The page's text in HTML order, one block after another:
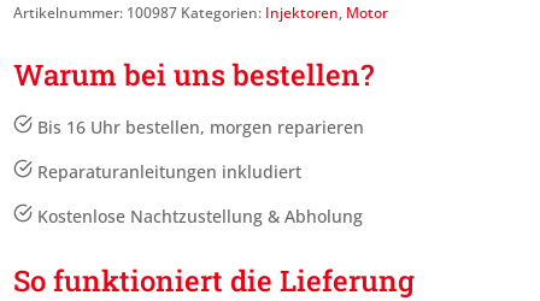
Artikelnummer: 100987 Kategorien: Injektoren, Motor
Warum bei uns bestellen?
Bis 16 Uhr bestellen, morgen reparieren
Reparaturanleitungen inkludiert
Kostenlose Nachtzustellung & Abholung
So funktioniert die Lieferung